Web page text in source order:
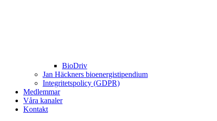
BioDriv
Jan Häckners bioenergistipendium
Integritetspolicy (GDPR)
Medlemmar
Våra kanaler
Kontakt